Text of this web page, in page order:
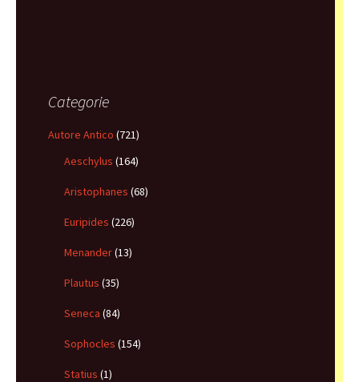
Categorie
Autore Antico (721)
Aeschylus (164)
Aristophanes (68)
Euripides (226)
Menander(13)
Plautus (35)
Seneca (84)
Sophocles (154)
Statius (1)